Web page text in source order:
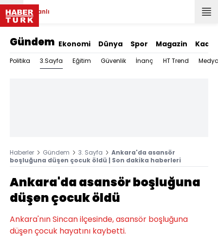
Canlı
Gündem Ekonomi Dünya Spor Magazin Kadın
Politika 3.Sayfa Eğitim Güvenlik İnanç HT Trend
Haberler Gündem 3. Sayfa
Ankara'da asansör
boşluğuna düşen çocuk öldü | Son dakika haberleri
Ankara'da asansör boşluğuna
düşen çocuk öldü
Ankara'nın Sincan ilçesinde, asansör boşluğuna
düşen çocuk hayatını kaybetti.